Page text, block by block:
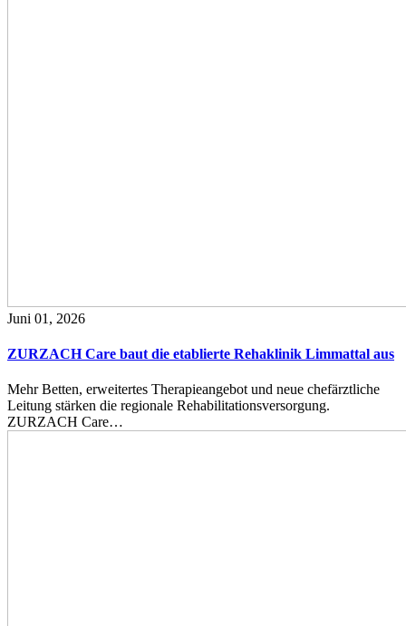
Juni 01, 2026
ZURZACH Care baut die etablierte Rehaklinik Limmattal aus
Mehr Betten, erweitertes Therapieangebot und neue chefärztliche
Leitung stärken die regionale Rehabilitationsversorgung.
ZURZACH Care…